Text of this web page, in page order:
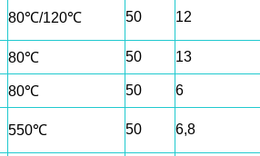
80℃/120℃ 50 12
80℃ 50
13
80℃ 50
6
550℃ 50 6,8